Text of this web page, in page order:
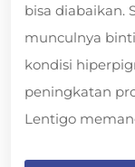
bisa diabaikan.
munculnya
kondisi
peningkatan
Lentigo